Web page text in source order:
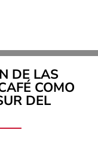
DE LAS
COMO
DEL